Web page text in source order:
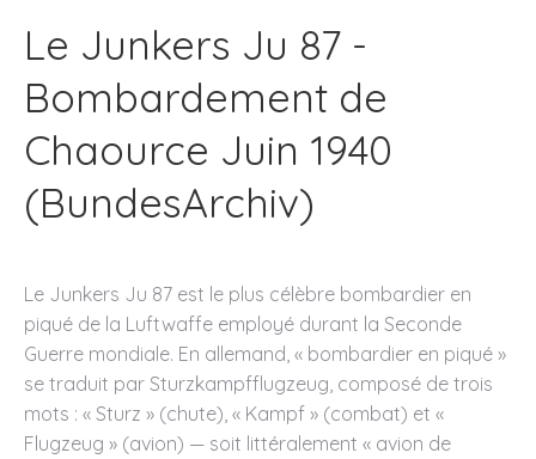
Le Junkers Ju 87 -
Bombardement de
Chaource Juin 1940
(BundesArchiv)
Le Junkers Ju 87 est le plus célèbre bombardier en
piqué de la Luftwaffe employé durant la Seconde
Guerre mondiale. En allemand, « bombardier en piqué »
se traduit par Sturzkampfflugzeug, composé de trois
mots : « Sturz » (chute), « Kampf » (combat) et «
Flugzeug » (avion) — soit littéralement « avion de